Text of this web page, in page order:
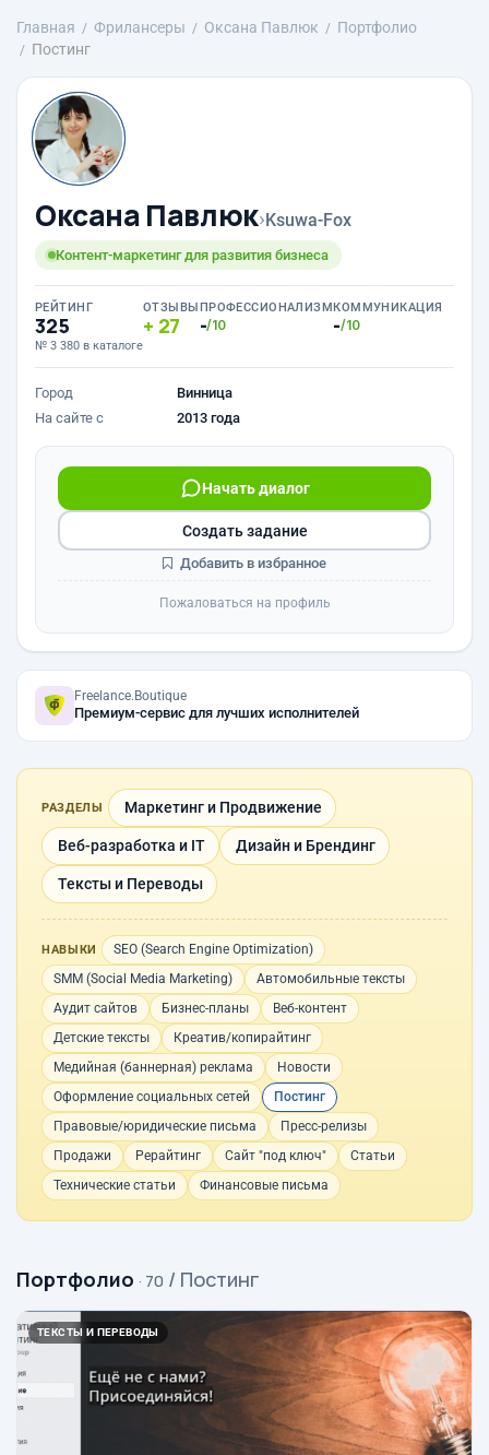
Главная Фрилансеры Оксана Павлюк
Портфолио
Постинг
Оксана Павлюк›Ksuwa-Fox
Контент-маркетинг для развития бизнеса
РЕЙТИНГ
325
№ 3 380 в каталоге
ОТЗЫВЫ
27
ПРОФЕССИОНАЛИЗМ
-/10
КОММУНИКАЦИЯ
-/10
Город
Винница
На сайте с
2013 года
Начать диалог
Создать задание
Добавить в избранное
Пожаловаться на профиль
Freelance.Boutique
Премиум-сервис для лучших исполнителей
РАЗДЕЛЫ Маркетинг и Продвижение
Веб-разработка и IT Дизайн и Брендинг
Тексты и Переводы
НАВЫКИ
SEO (Search Engine Optimization)
SMM (Social Media Marketing)
Автомобильные тексты
Аудит сайтов
Бизнес-планы
Веб-контент
Детские тексты
Креатив/копирайтинг
Медийная (баннерная) реклама
Новости
Оформление социальных сетей
Постинг
Правовые/юридические письма
Пресс-релизы
Продажи
Рерайтинг Сайт "под ключ"
Статьи
Технические статьи
Финансовые письма
Портфолио · 70 / Постинг
ТЕКСТЫ И ПЕРЕВОДЫ